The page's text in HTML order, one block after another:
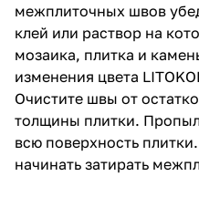
межплиточных швов
клей или раствор на
мозаика, плитка и
изменения цвета
Очистите швы от
толщины плитки.
всю поверхность
начинать затирать